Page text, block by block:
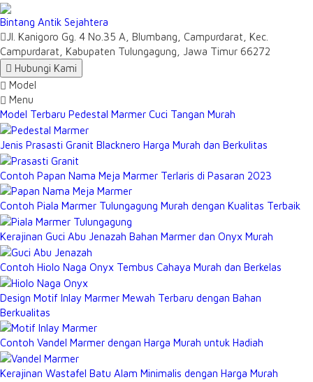
Bintang Antik Sejahtera
Jl. Kanigoro Gg. 4 No.35 A, Blumbang, Campurdarat, Kec.
Campurdarat, Kabupaten Tulungagung, Jawa Timur 66272
Hubungi Kami
Model
Menu
Model Terbaru Pedestal Marmer Cuci Tangan Murah
Jenis Prasasti Granit Blacknero Harga Murah dan Berkulitas
Contoh Papan Nama Meja Marmer Terlaris di Pasaran 2023
Contoh Piala Marmer Tulungagung Murah dengan Kualitas Terbaik
Kerajinan Guci Abu Jenazah Bahan Marmer dan Onyx Murah
Contoh Hiolo Naga Onyx Tembus Cahaya Murah dan Berkelas
Design Motif Inlay Marmer Mewah Terbaru dengan Bahan
Berkualitas
Contoh Vandel Marmer dengan Harga Murah untuk Hadiah
Kerajinan Wastafel Batu Alam Minimalis dengan Harga Murah